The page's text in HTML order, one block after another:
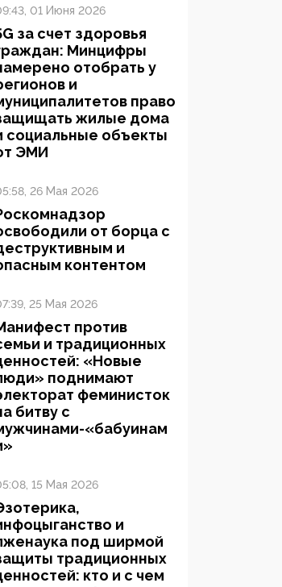
01 Июня 2026
за счет здоровья
Минцифры
отобрать у
и
право
жилые дома
социальные объекты
ЭМИ
26 Мая 2026
от борца с
и
контентом
25 Мая 2026
против
и традиционных
«Новые
поднимают
феминисток
битву с
«бабуинам
15 Мая 2026
и
под ширмой
традиционных
кто и с чем